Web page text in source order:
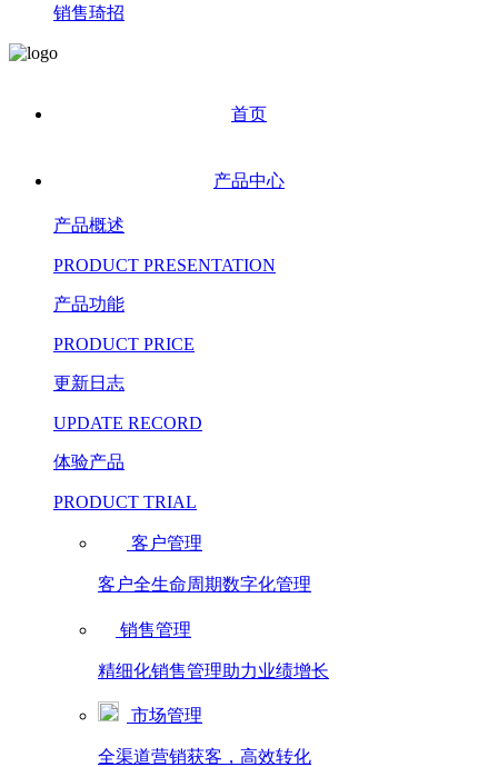
销售琦招
首页
产品中心
产品概述
PRODUCT PRESENTATION
产品功能
PRODUCT PRICE
更新日志
UPDATE RECORD
体验产品
PRODUCT TRIAL
客户管理
客户全生命周期数字化管理
销售管理
精细化销售管理助力业绩增长
市场管理
全渠道营销获客，高效转化